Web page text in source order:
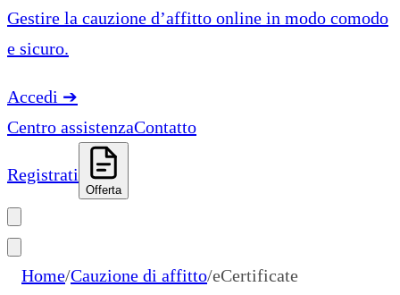
Gestire la cauzione d’affitto online in modo comodo
e sicuro.
Accedi ➔
Centro assistenzaContatto
Registrati
Offerta
Home/Cauzione di affitto/eCertificate